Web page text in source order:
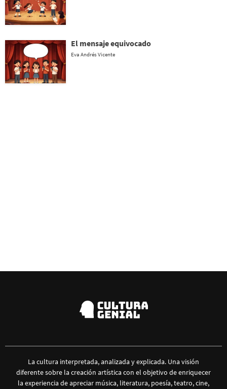
El mensaje equivocado
Eva Andrés Vicente
La cultura interpretada, analizada y explicada. Una visión
diferente sobre la creación artística con el objetivo de enriquecer
la experiencia de apreciar música, literatura, poesía, teatro, cine,